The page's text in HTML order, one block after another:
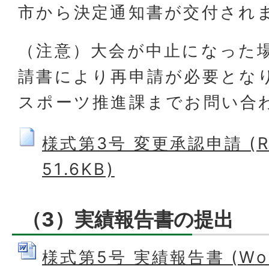
市から決定通知書が交付され
（注意）大会が中止になった
請書により再申請が必要とな
スポーツ推進課までお問い合
様式第3号 変更承認申請
51.6KB)
（3）実績報告書の提出
様式第5号 実績報告書